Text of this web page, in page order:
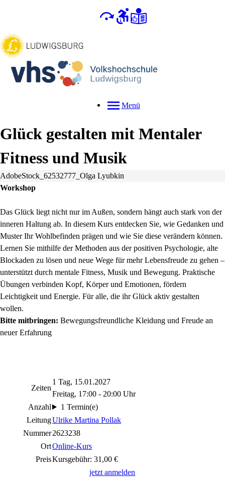
Menü
Glück gestalten mit Mentaler
Fitness und Musik
AdobeStock_62532777_Olga Lyubkin
Workshop
Das Glück liegt nicht nur im Außen, sondern hängt auch stark von der
inneren Haltung ab. In diesem Kurs entdecken Sie, wie Gedanken und
Muster Ihr Wohlbefinden prägen und wie Sie diese verändern können.
Lernen Sie mithilfe der Methoden aus der positiven Psychologie, alte
Blockaden zu lösen und neue Wege für mehr Lebensfreude zu gehen –
unterstützt durch mentale Fitness, Musik und Bewegung. Praktische
Übungen verbinden Kopf, Körper und Emotionen, fördern
Leichtigkeit und Energie. Für alle, die ihr Glück aktiv gestalten
wollen.
Bitte mitbringen: Bewegungsfreundliche Kleidung und Freude an
neuer Erfahrung
Zeiten
1 Tag, 15.01.2027
Freitag, 17:00 - 20:00 Uhr
Anzahl
1 Termin(e)
LeitungUlrike Martina Pollak
Nummer2623238
OrtOnline-Kurs
PreisKursgebühr: 31,00 €
jetzt anmelden